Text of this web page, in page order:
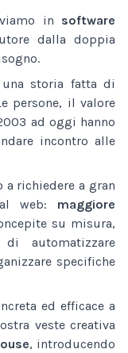
in software
dalla doppia
storia fatta di
persone, il valore
ad oggi hanno
incontro alle
richiedere a gran
web: maggiore
su misura,
automatizzare
specifiche
ed efficace a
veste creativa
, introducendo